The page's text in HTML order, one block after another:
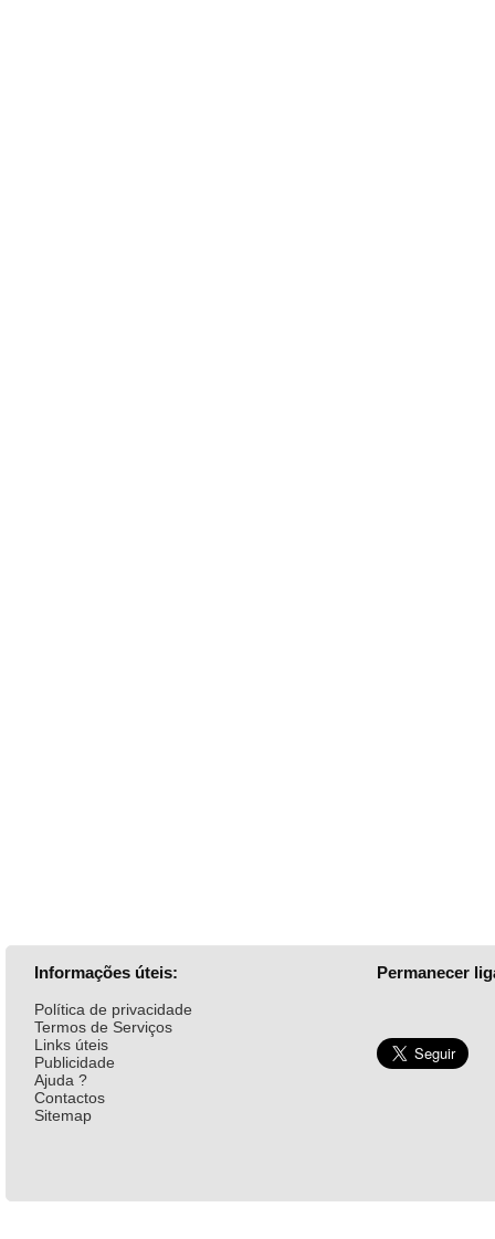
Informações úteis:
Política de privacidade
Termos de Serviços
Links úteis
Publicidade
Ajuda ?
Contactos
Sitemap
Permanecer